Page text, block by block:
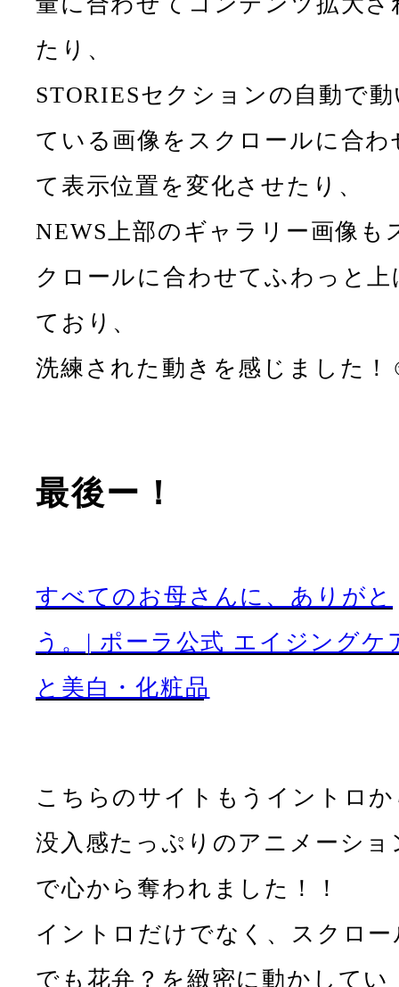
たり、
STORIESセクションの自動で
ている画像をスクロールに合わ
て表示位置を変化させたり、
NEWS上部のギャラリー画像も
クロールに合わせてふわっと上
ており、
洗練された動きを感じました
最後ー！
すべてのお母さんに、ありがと
う。| ポーラ公式 エイジングケ
と美白・化粧品
こちらのサイトもうイントロ
没入感たっぷりのアニメーショ
で心から奪われました！！
イントロだけでなく、スクロー
でも花弁？を緻密に動かしてい